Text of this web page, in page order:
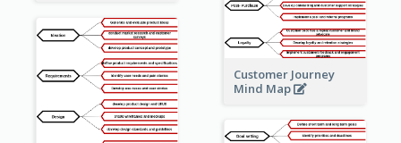
Customer Journey
Mind Map